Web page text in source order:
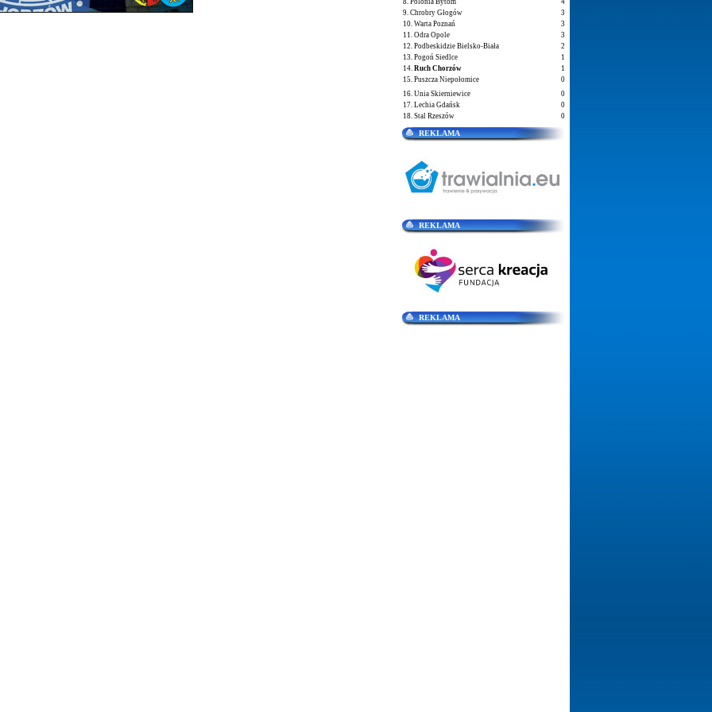
8. Polonia Bytom
4
9. Chrobry Głogów
3
10. Warta Poznań
3
11. Odra Opole
3
12. Podbeskidzie Bielsko-Biała
2
13. Pogoń Siedlce
1
14. Ruch Chorzów
1
15. Puszcza Niepołomice
0
16. Unia Skierniewice
0
17. Lechia Gdańsk
0
18. Stal Rzeszów
0
REKLAMA
REKLAMA
REKLAMA